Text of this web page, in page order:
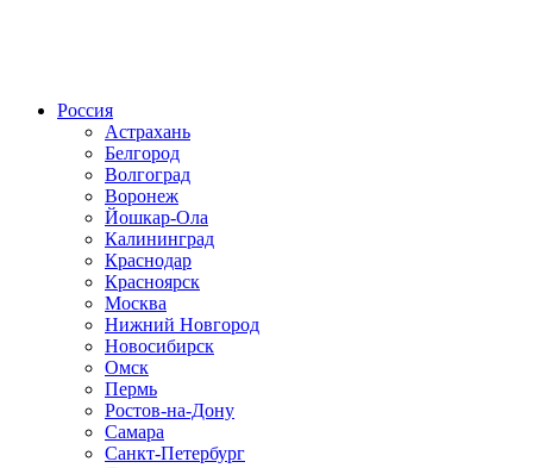
Россия
Астрахань
Белгород
Волгоград
Воронеж
Йошкар-Ола
Калининград
Краснодар
Красноярск
Москва
Нижний Новгород
Новосибирск
Омск
Пермь
Ростов-на-Дону
Самара
Санкт-Петербург